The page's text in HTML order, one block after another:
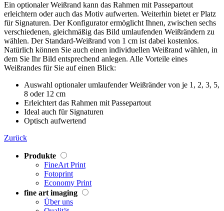
Ein optionaler Weißrand kann das Rahmen mit Passepartout
erleichtern oder auch das Motiv aufwerten. Weiterhin bietet er Platz
für Signaturen. Der Konfigurator ermöglicht Ihnen, zwischen sechs
verschiedenen, gleichmäßig das Bild umlaufenden Weißrändern zu
wählen. Der Standard-Weißrand von 1 cm ist dabei kostenlos.
Natürlich können Sie auch einen individuellen Weißrand wählen, in
dem Sie Ihr Bild entsprechend anlegen. Alle Vorteile eines
Weißrandes für Sie auf einen Blick:
Auswahl optionaler umlaufender Weißränder von je 1, 2, 3, 5,
8 oder 12 cm
Erleichtert das Rahmen mit Passepartout
Ideal auch für Signaturen
Optisch aufwertend
Zurück
Produkte
FineArt Print
Fotoprint
Economy Print
fine art imaging
Über uns